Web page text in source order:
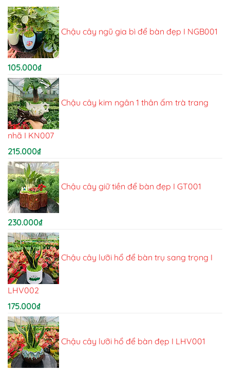
Chậu cây ngũ gia bì để bàn đẹp I NGB001
105.000₫
Chậu cây kim ngân 1 thân ấm trà trang
nhã I KN007
215.000₫
Chậu cây giữ tiền để bàn đẹp I GT001
230.000₫
Chậu cây lưỡi hổ để bàn trụ sang trọng I
LHV002
175.000₫
Chậu cây lưỡi hổ để bàn đẹp I LHV001